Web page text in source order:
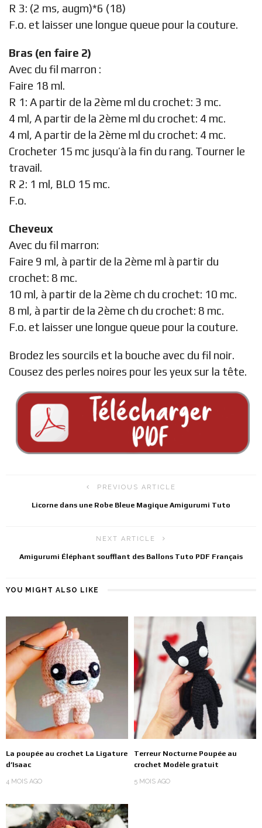
R 3: (2 ms, augm)*6 (18)
F.o. et laisser une longue queue pour la couture.
Bras (en faire 2)
Avec du fil marron :
Faire 18 ml.
R 1: A partir de la 2ème ml du crochet: 3 mc.
4 ml, A partir de la 2ème ml du crochet: 4 mc.
4 ml, A partir de la 2ème ml du crochet: 4 mc.
Crocheter 15 mc jusqu’à la fin du rang. Tourner le
travail.
R 2: 1 ml, BLO 15 mc.
F.o.
Cheveux
Avec du fil marron:
Faire 9 ml, à partir de la 2ème ml à partir du
crochet: 8 mc.
10 ml, à partir de la 2ème ch du crochet: 10 mc.
8 ml, à partir de la 2ème ch du crochet: 8 mc.
F.o. et laisser une longue queue pour la couture.
Brodez les sourcils et la bouche avec du fil noir.
Cousez des perles noires pour les yeux sur la tête.
PREVIOUS ARTICLE
Licorne dans une Robe Bleue Magique Amigurumi Tuto
NEXT ARTICLE
Amigurumi Éléphant soufflant des Ballons Tuto PDF Français
YOU MIGHT ALSO LIKE
La poupée au crochet La Ligature
d’Isaac
4 MOIS AGO
Terreur Nocturne Poupée au
crochet Modèle gratuit
5 MOIS AGO